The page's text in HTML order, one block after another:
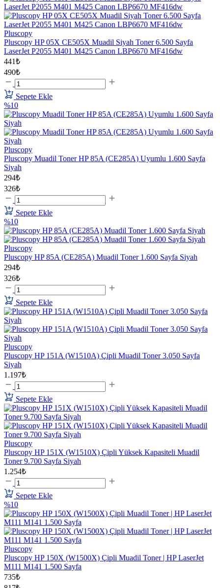
Pluscopy
Pluscopy HP 05X CE505X Muadil Siyah Toner 6.500 Sayfa
LaserJet P2055 M401 M425 Canon LBP6670 MF416dw
441₺
490₺
Sepete Ekle
%10
Pluscopy
Pluscopy Muadil Toner HP 85A (CE285A) Uyumlu 1.600 Sayfa
Siyah
294₺
326₺
Sepete Ekle
%10
Pluscopy
Pluscopy HP 85A (CE285A) Muadil Toner 1.600 Sayfa Siyah
294₺
326₺
Sepete Ekle
Pluscopy
Pluscopy HP 151A (W1510A) Çipli Muadil Toner 3.050 Sayfa
Siyah
1.197₺
Sepete Ekle
Pluscopy
Pluscopy HP 151X (W1510X) Çipli Yüksek Kapasiteli Muadil
Toner 9.700 Sayfa Siyah
1.254₺
Sepete Ekle
%10
Pluscopy
Pluscopy HP 150X (W1500X) Çipli Muadil Toner | HP LaserJet
M111 M141 1.500 Sayfa
735₺